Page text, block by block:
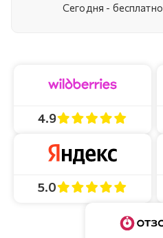
Cегодня - бесплатно
4.9
5.0